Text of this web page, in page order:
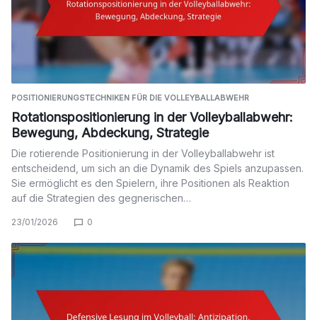
POSITIONIERUNGSTECHNIKEN FÜR DIE VOLLEYBALLABWEHR
Rotationspositionierung in der Volleyballabwehr:
Bewegung, Abdeckung, Strategie
Die rotierende Positionierung in der Volleyballabwehr ist
entscheidend, um sich an die Dynamik des Spiels anzupassen.
Sie ermöglicht es den Spielern, ihre Positionen als Reaktion
auf die Strategien des gegnerischen…
23/01/2026 0